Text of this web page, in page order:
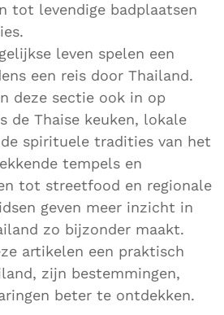
tot levendige badplaatsen
leven spelen een
een reis door Thailand.
deze sectie ook in op
de Thaise keuken, lokale
spirituele tradities van het
tempels en
tot streetfood en regionale
geven meer inzicht in
zo bijzonder maakt.
artikelen een praktisch
zijn bestemmingen,
beter te ontdekken.